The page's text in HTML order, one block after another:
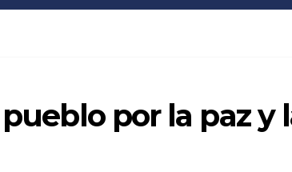
por la paz y